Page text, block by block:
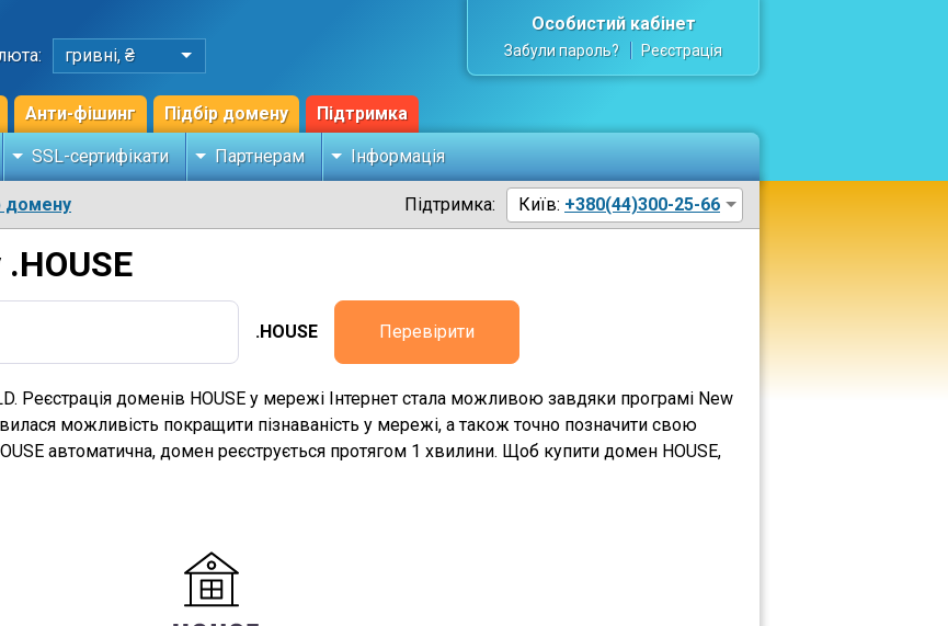
гривні, ₴
Анти-фішинг Підбір домену Підтримка
Особистий кабінет
Забули пароль? Реєстрація
SSL-сертифікати Партнерам Інформація
домену Підтримка: Київ: +380(44)300-25-66
.HOUSE Перевірити
Реєстрація доменів HOUSE у мережі Інтернет стала можливою завдяки програмі New
можливість покращити пізнаваність у мережі, а також точно позначити свою
автоматична, домен реєструється протягом 1 хвилини. Щоб купити домен HOUSE,